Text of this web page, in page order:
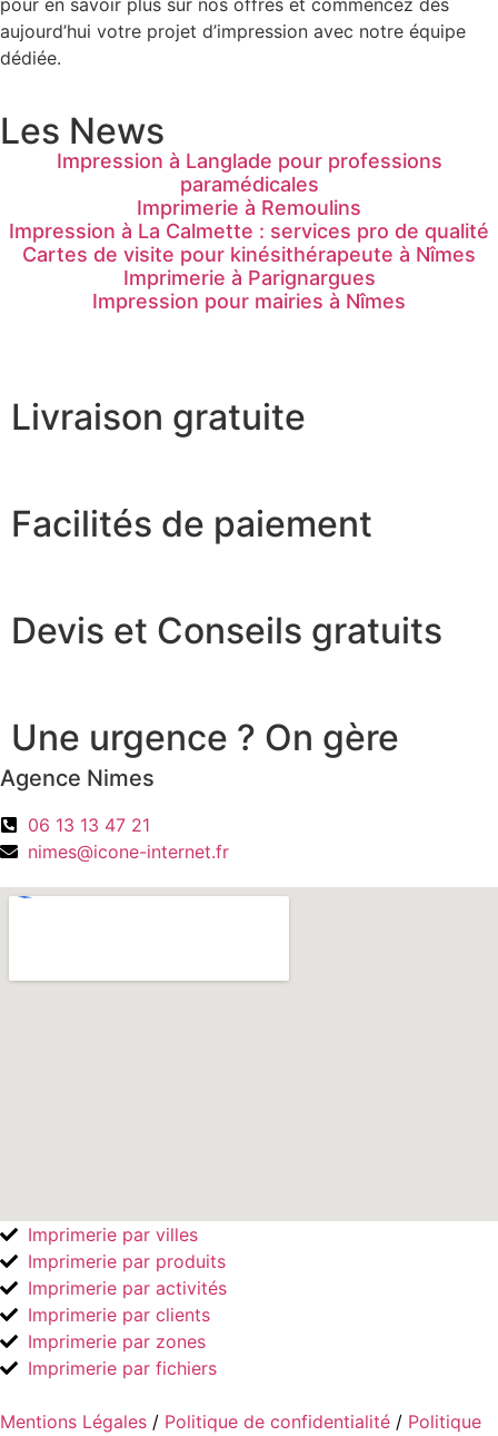
aujourd’hui votre projet d’impression avec notre équipe
dédiée.
Les News
Impression à Langlade pour professions
paramédicales
Imprimerie à Remoulins
Impression à La Calmette : services pro de qualité
Cartes de visite pour kinésithérapeute à Nîmes
Imprimerie à Parignargues
Impression pour mairies à Nîmes
Livraison gratuite
Facilités de paiement
Devis et Conseils gratuits
Une urgence ? On gère
Agence Nimes
06 13 13 47 21
nimes@icone-internet.fr
Imprimerie par villes
Imprimerie par produits
Imprimerie par activités
Imprimerie par clients
Imprimerie par zones
Imprimerie par fichiers
Mentions Légales / Politique de confidentialité / Politique